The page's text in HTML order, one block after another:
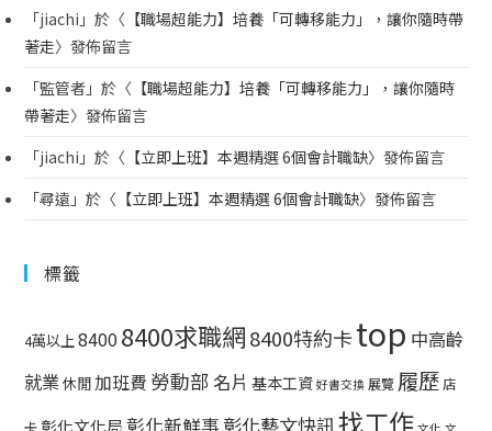
「jiachi 」於〈 【職場超能力】培養「可轉移能力」，讓你隨時帶
著走〉發佈留言
「監管者 」於〈 【職場超能力】培養「可轉移能力」，讓你隨時
帶著走〉發佈留言
「jiachi 」於〈 【立即上班】本週精選 6個會計職缺〉發佈留言
「尋遠 」於〈 【立即上班】本週精選 6個會計職缺〉發佈留言
標籤
4萬以上 8400 8400求職網8400特約卡top 中高齡
就業休閒加班費 勞動部 名片 基本工資 好書交換 展覽 履歷店
彰化文化局 彰化新鮮事 彰化藝文快訊找工作